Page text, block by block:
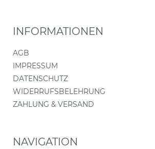
INFORMATIONEN
AGB
IMPRESSUM
DATENSCHUTZ
WIDERRUFSBELEHRUNG
ZAHLUNG & VERSAND
NAVIGATION